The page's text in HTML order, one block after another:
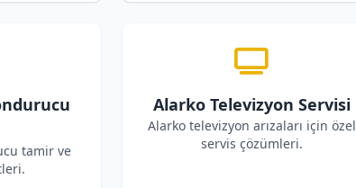
tamir ve
Alarko Televizyon Servisi
Alarko televizyon arızaları için özel
servis çözümleri.